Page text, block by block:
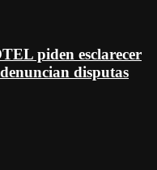
piden esclarecer
disputas